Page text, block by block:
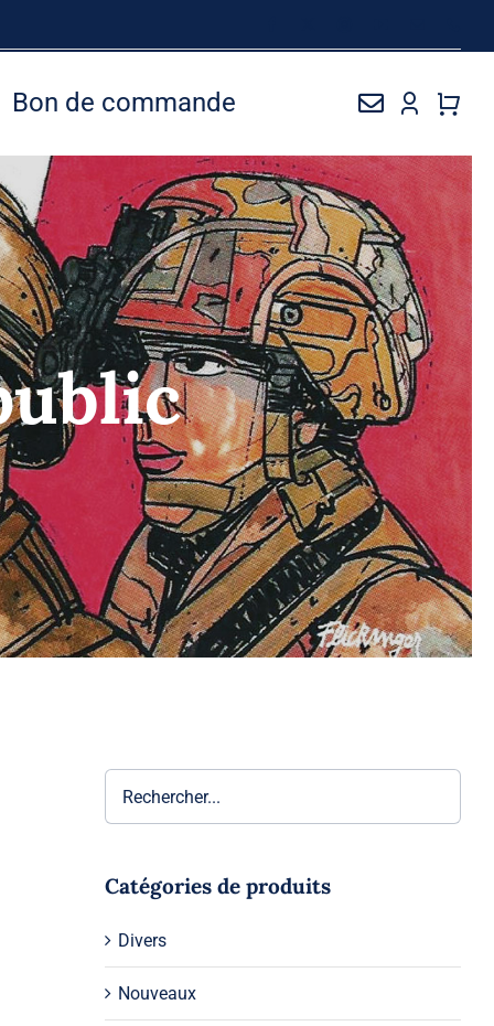
Bon de commande
Catégories de produits
Divers
Nouveaux